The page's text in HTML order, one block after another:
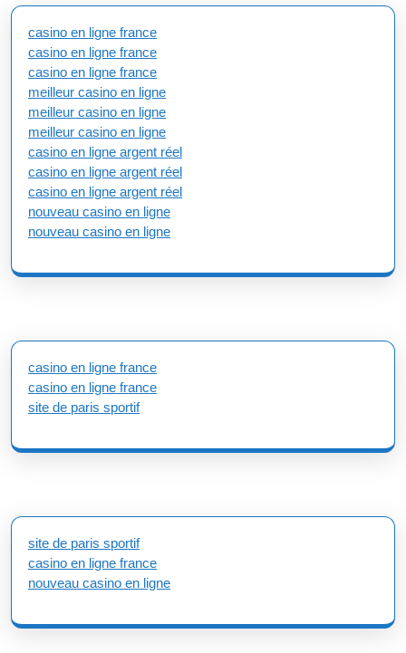
casino en ligne france
casino en ligne france
casino en ligne france
meilleur casino en ligne
meilleur casino en ligne
meilleur casino en ligne
casino en ligne argent réel
casino en ligne argent réel
casino en ligne argent réel
nouveau casino en ligne
nouveau casino en ligne
casino en ligne france
casino en ligne france
site de paris sportif
site de paris sportif
casino en ligne france
nouveau casino en ligne